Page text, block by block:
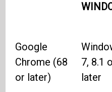
Google
Chrome (68
or later)
7, 8.1
later